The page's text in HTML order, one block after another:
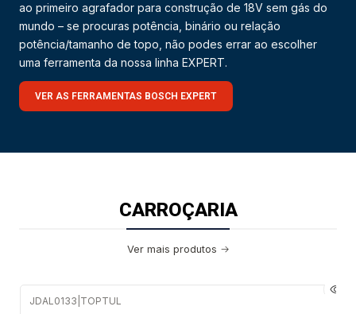
ao primeiro agrafador para construção de 18V sem gás do
mundo – se procuras potência, binário ou relação
potência/tamanho de topo, não podes errar ao escolher
uma ferramenta da nossa linha EXPERT.
VER AS FERRAMENTAS BOSCH EXPERT
CARROÇARIA
Ver mais produtos
JDAL0133 TOPTUL